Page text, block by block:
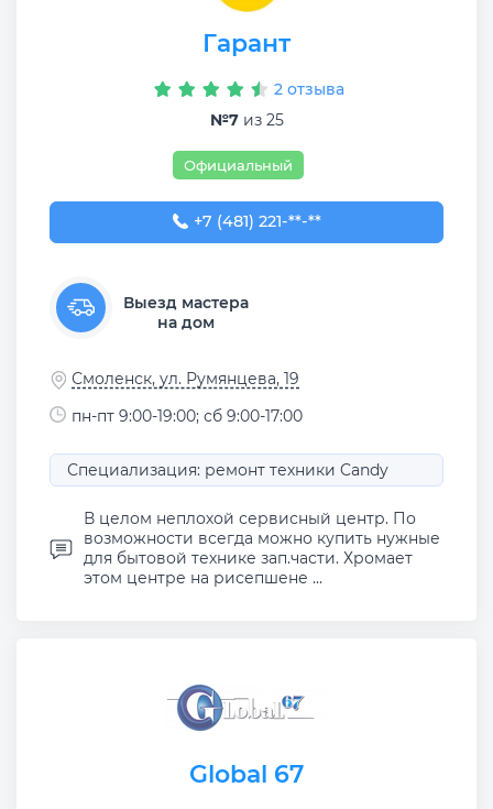
Гарант
2 отзыва
№7из 25
Официальный
+7 (481) 221-88-00
+7 (481) 221-**-**
Выезд мастера
на дом
Смоленск, ул. Румянцева, 19
пн-пт 9:00-19:00; сб 9:00-17:00
Специализация: ремонт техники Candy
В целом неплохой сервисный центр. По
возможности всегда можно купить нужные
для бытовой технике зап.части. Хромает
этом центре на рисепшене ...
Global 67